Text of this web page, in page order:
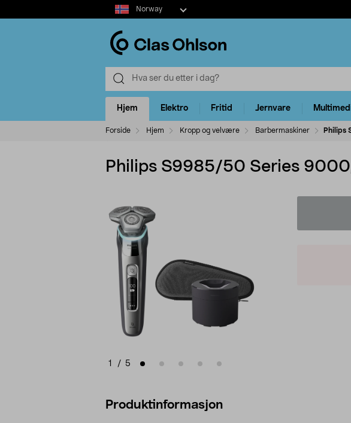
Select
market
Norway
Hjem Elektro Fritid Jernvare
Forside Hjem Kropp og velvære Barbermaskiner Philips
Philips S9985/50 Series
1 / 5
Produktinformasjon